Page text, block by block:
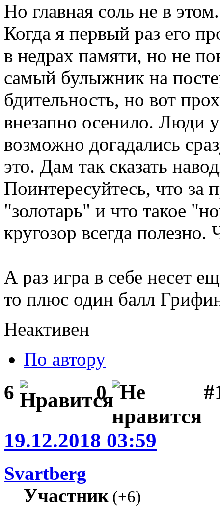
Но главная соль не в
Когда я первый раз его
в недрах памяти, но не
самый булыжник на
бдительность, но вот
внезапно осенило. Люди
возможно догадались
это. Дам так сказать
Поинтересуйтесь, что за
"золотарь" и что такое
кругозор всегда полезно.
А раз игра в себе несет
то плюс один балл
Неактивен
По автору
6 0
19.12.2018 03:59
Svartberg
Участник(+6)